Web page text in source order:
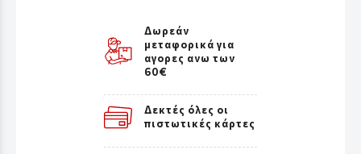
Δωρεάν
μεταφορικά για
αγορες ανω των
60€
Δεκτές όλες οι
πιστωτικές κάρτες